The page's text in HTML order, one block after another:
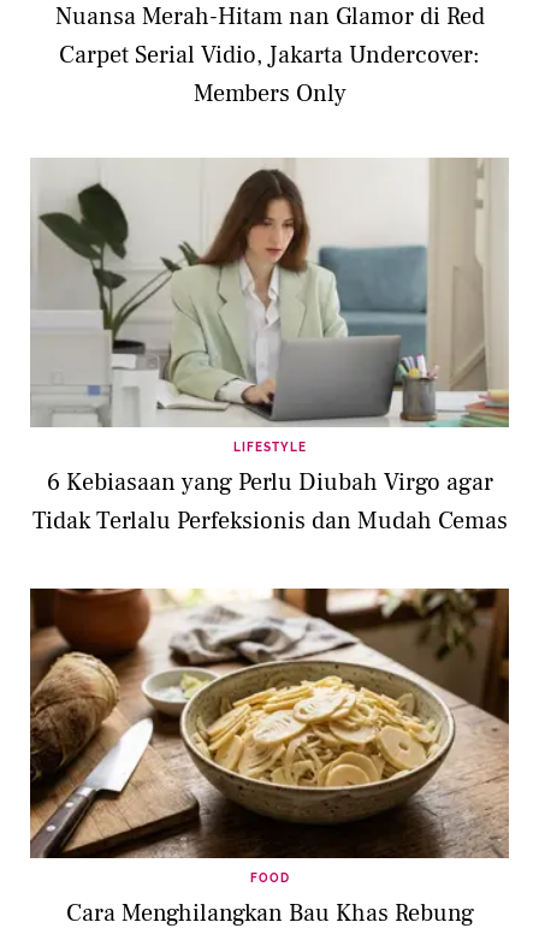
Nuansa Merah-Hitam nan Glamor di Red
Carpet Serial Vidio, Jakarta Undercover:
Members Only
LIFESTYLE
6 Kebiasaan yang Perlu Diubah Virgo agar
Tidak Terlalu Perfeksionis dan Mudah Cemas
FOOD
Cara Menghilangkan Bau Khas Rebung